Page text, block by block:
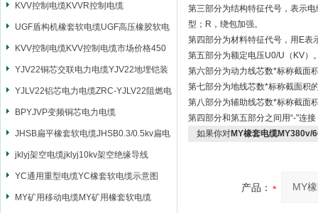
KVV控制电缆KVVR控制电缆
UGF盾构机橡套软电缆UGF高压橡胶软电
缆
KVV控制电缆KVV控制电缆市场价格450
YJV22铜芯交联电力电缆YJV22地埋铠装
电源电缆
YJLV22铝芯电力电缆ZRC-YJLV22阻燃电
力电缆
BPYJVP变频铜芯电力电缆
JHSB扁平橡套软电缆JHSB0.3/0.5kv扁电
缆
jklyj架空电缆jklyj10kv架空绝缘导线
YC通用重型电缆YC橡套软电缆示意图
MY矿用移动电缆MY矿用橡套软电缆
第三部分为结构特征代号，表示
型；R，绕包加强。
第四部分为材料特征代号，用E表
第五部分为额定电压U0/U（KV）
第六部分为动力线芯数*标称截面
第七部分为地线芯数*标称截面积
第八部分为辅助线芯数*标称截面
第四部分和第五部分之间用“-"连
如果你对MY橡套电缆MY380v/
产品：